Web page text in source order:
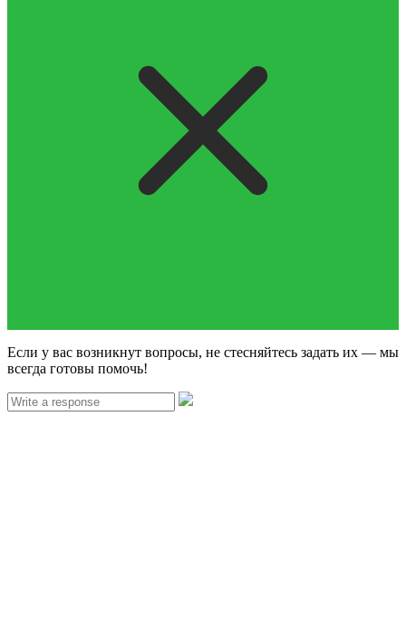
Если у вас возникнут вопросы, не стесняйтесь задать их — мы
всегда готовы помочь!